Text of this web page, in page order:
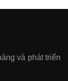
và phát triển